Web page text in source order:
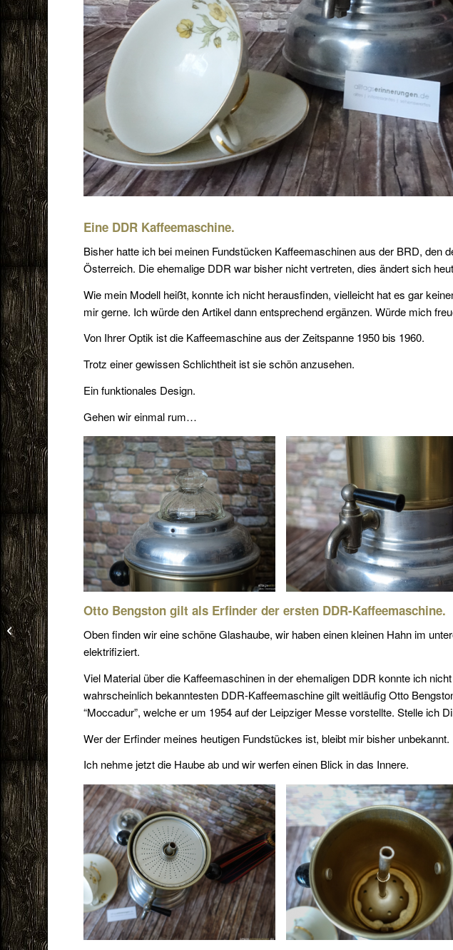
Eine DDR Kaffeemaschine.
Bisher hatte ich bei meinen Fundstücken Kaffeemaschinen aus der BRD, den
Österreich. Die ehemalige DDR war bisher nicht vertreten, dies ändert sich
Wie mein Modell heißt, konnte ich nicht herausfinden, vielleicht hat es gar
mir gerne. Ich würde den Artikel dann entsprechend ergänzen. Würde mich
Von Ihrer Optik ist die Kaffeemaschine aus der Zeitspanne 1950 bis 1960.
Trotz einer gewissen Schlichtheit ist sie schön anzusehen.
Ein funktionales Design.
Gehen wir einmal rum…
Otto Bengston gilt als Erfinder der ersten DDR-Kaffeemaschine.
Oben finden wir eine schöne Glashaube, wir haben einen kleinen Hahn im
elektrifiziert.
Viel Material über die Kaffeemaschinen in der ehemaligen DDR konnte ich
wahrscheinlich bekanntesten DDR-Kaffeemaschine gilt weitläufig Otto
“Moccadur”, welche er um 1954 auf der Leipziger Messe vorstellte. Stelle ich
Wer der Erfinder meines heutigen Fundstückes ist, bleibt mir bisher unbekannt.
Ich nehme jetzt die Haube ab und wir werfen einen Blick in das Innere.
Gesundes Jahr 2021!